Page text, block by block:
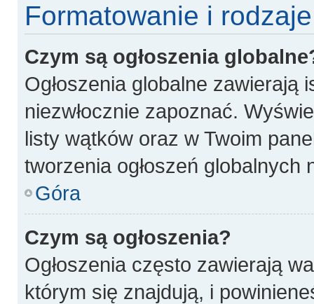
Formatowanie i
Czym są ogłoszenia
Ogłoszenia globalne
niezwłocznie zapoznać.
listy wątków oraz w Twoim
tworzenia ogłoszeń globalnych
Góra
Czym są ogłoszenia?
Ogłoszenia często zawierają
którym się znajdują, i